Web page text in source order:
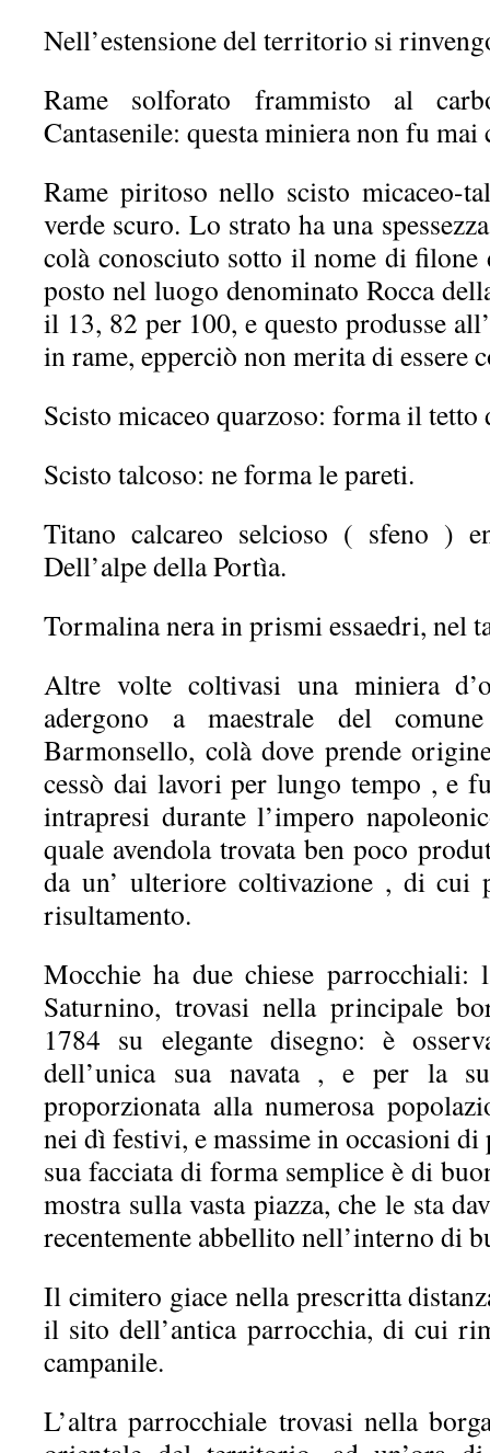
Nell’estensione del territorio si
Rame solforato frammisto al
Cantasenile: questa miniera non fu mai
Rame piritoso nello scisto micaceo-
verde scuro. Lo strato ha una
colà conosciuto sotto il nome di filone
posto nel luogo denominato Rocca
il 13, 82 per 100, e questo produsse
in rame, epperciò non merita di essere
Scisto micaceo quarzoso: forma il tetto
Scisto talcoso: ne forma le pareti.
Titano calcareo selcioso ( sfeno )
Dell’alpe della Portìa.
Tormalina nera in prismi essaedri, nel
Altre volte coltivasi una miniera
adergono a maestrale del
Barmonsello, colà dove prende
cessò dai lavori per lungo tempo , e
intrapresi durante l’impero
quale avendola trovata ben poco
da un’ ulteriore coltivazione , di cui
risultamento.
Mocchie ha due chiese parrocchiali:
Saturnino, trovasi nella principale
1784 su elegante disegno: è
dell’unica sua navata , e per la
proporzionata alla numerosa
nei dì festivi, e massime in occasioni
sua facciata di forma semplice è di
mostra sulla vasta piazza, che le sta
recentemente abbellito nell’interno di
Il cimitero giace nella prescritta
il sito dell’antica parrocchia, di cui
campanile.
L’altra parrocchiale trovasi nella